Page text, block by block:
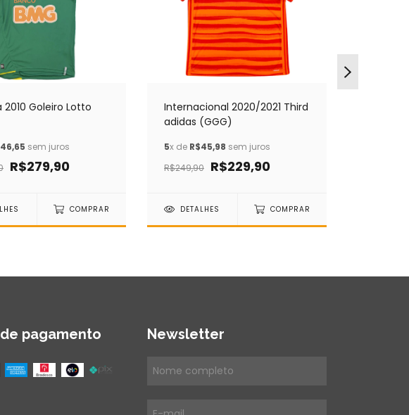
Goleiro Lotto
sem juros
R$279,90
COMPRAR
Internacional 2020/2021 Third
adidas (GGG)
5x de R$45,98 sem juros
R$249,90 R$229,90
DETALHES COMPRAR
pagamento Newsletter